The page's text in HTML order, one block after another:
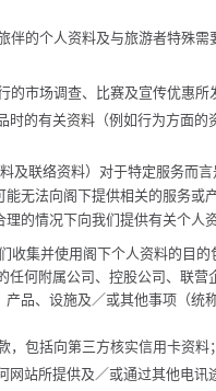
的个人资料及与旅游者特殊需
的市场调查、比赛及宣传优惠
的有关资料（例如行为方面的
及联络资料）对于特定服务而
无法向阁下提供相关的服务或
的情况下向我们提供有关个人资
收集并使用阁下个人资料的目
任何附属公司、控股公司、联营
品、设施及／或其他事项（统
包括向第三方核实信用卡资料；
站所提供及／或通过其他电讯